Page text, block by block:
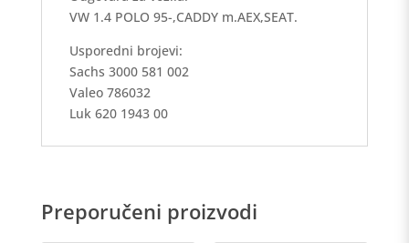
VW 1.4 POLO 95-,CADDY m.AEX,SEAT.
Usporedni brojevi:
Sachs 3000 581 002
Valeo 786032
Luk 620 1943 00
Preporučeni proizvodi